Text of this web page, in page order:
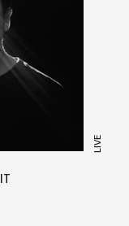
LIVE
IT